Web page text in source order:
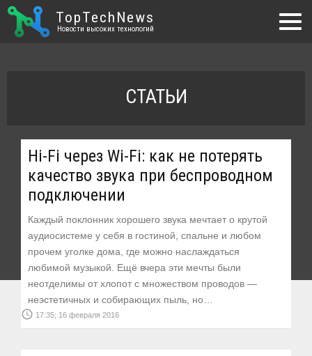
TopTechNews
Новости высоких технологий
СТАТЬИ
Hi-Fi через Wi-Fi: как не потерять
качество звука при беспроводном
подключении
Каждый поклонник хорошего звука мечтает о крутой
аудиосистеме у себя в гостиной, спальне и любом
прочем уголке дома, где можно наслаждаться
любимой музыкой. Ещё вчера эти мечты были
неотделимы от хлопот с множеством проводов —
неэстетичных и собирающих пыль, но…
access_time 17:35; 16 февраля 2016